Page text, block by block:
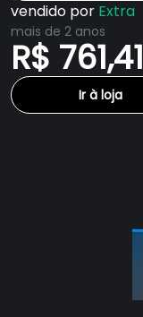
vendido por Extra
mais de 2 anos
R$ 761,41
Ir à loja